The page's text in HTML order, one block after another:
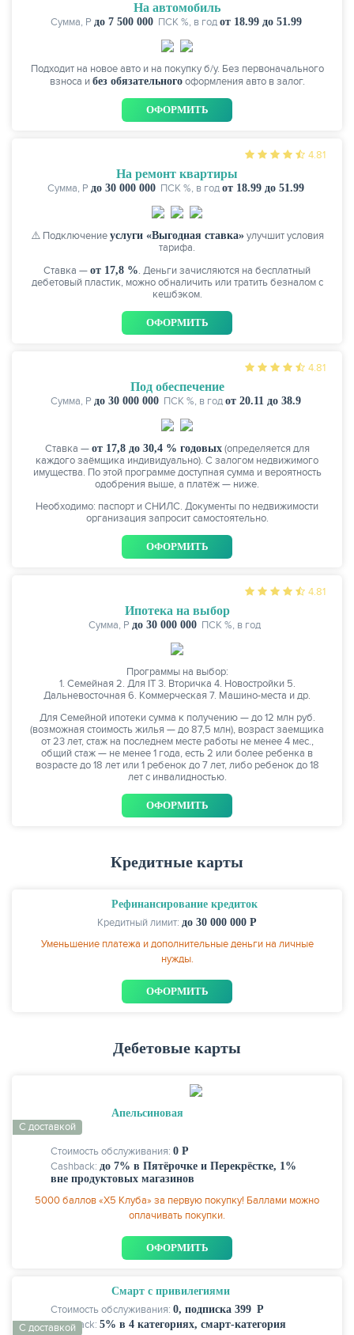
На автомобиль
до 7 500 000
Сумма, P от 18.99 до 51.99
ПСК %, в год
Подходит на новое авто и на покупку б/у. Без первоначального
взноса и без обязательногооформления авто в залог.
ОФОРМИТЬ
4.81
На ремонт квартиры
до 30 000 000
Сумма, P от 18.99 до 51.99
ПСК %, в год
⚠️ Подключение услуги «Выгодная ставка»улучшит условия
тарифа.
Ставка — от 17,8 %. Деньги зачисляются на бесплатный
дебетовый пластик, можно обналичить или тратить безналом c
кешбэком.
ОФОРМИТЬ
4.81
Под обеспечение
до 30 000 000
Сумма, P от 20.11 до 38.9
ПСК %, в год
Ставка — от 17,8 до 30,4 % годовых(определяется для
каждого заёмщика индивидуально). С залогом недвижимого
имущества. По этой программе доступная сумма и вероятность
одобрения выше, а платёж — ниже.
Необходимо: паспорт и СНИЛС. Документы по недвижимости
организация запросит самостоятельно.
ОФОРМИТЬ
4.81
Ипотека на выбор
до 30 000 000
Сумма, P ПСК %, в год
Программы на выбор:
1. Семейная 2. Для IT 3. Вторичка 4. Новостройки 5.
Дальневосточная 6. Коммерческая 7. Машино-места и др.
Для Семейной ипотеки сумма к получению — до 12 млн руб.
(возможная стоимость жилья — до 87,5 млн), возраст заемщика
от 23 лет, стаж на последнем месте работы не менее 4 мес.,
общий стаж — не менее 1 года, есть 2 или более ребенка в
возрасте до 18 лет или 1 ребенок до 7 лет, либо ребенок до 18
лет c инвалидностью.
ОФОРМИТЬ
Кредитные карты
Рефинансирование кредиток
Кредитный лимит: до 30 000 000 Р
Уменьшение платежа и дополнительные деньги на личные
нужды.
ОФОРМИТЬ
Дебетовые карты
Апельсиновая
С доставкой
Стоимость обслуживания: 0 Р
Cashback: до 7% в Пятёрочке и Перекрёстке, 1%
вне продуктовых магазинов
5000 баллов «Х5 Клуба» за первую покупку! Баллами можно
оплачивать покупки.
ОФОРМИТЬ
Смарт с привилегиями
С доставкой
Стоимость обслуживания: 0, подписка 399 Р
Cashback: 5% в 4 категориях, смарт-категория